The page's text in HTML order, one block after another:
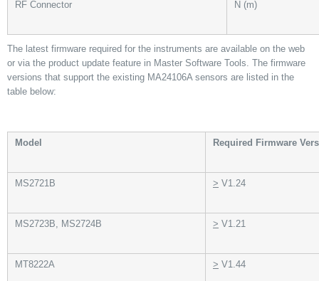
RF Connector N (m)
The latest firmware required for the instruments are available on the web
or via the product update feature in Master Software Tools. The firmware
versions that support the existing MA24106A sensors are listed in the
table below:
Model Required Firmware
MS2721B > V1.24
MS2723B, MS2724B > V1.21
MT8222A > V1.44